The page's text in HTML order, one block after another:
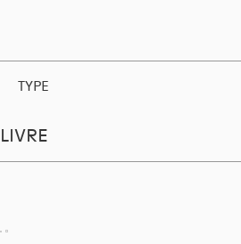
TYPE
LIVRE